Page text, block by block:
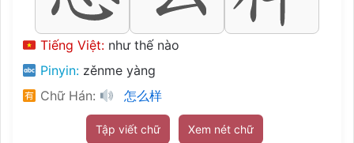
Tiếng Việt: như thế nào
Pinyin: zěnme yàng
Chữ Hán:
怎么样
Tập viết chữ Xem nét chữ